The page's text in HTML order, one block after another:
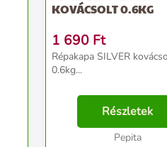
KOVÁCSOLT 0.6KG
1 690 Ft
Répakapa SILVER
0.6kg...
Részletek
Pepita